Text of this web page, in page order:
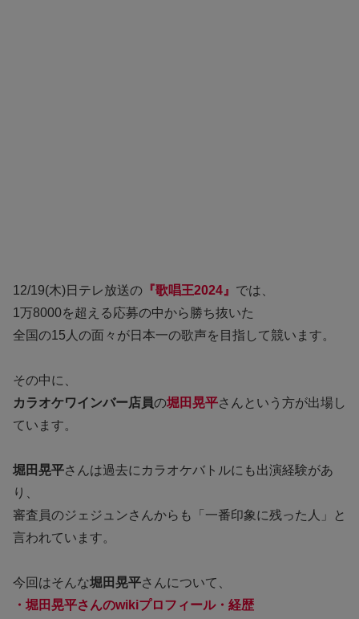
12/19(木)日テレ放送の 『歌唱王2024』 では、
1万8000を超える応募の中から勝ち抜いた
全国の15人の面々が日本一の歌声を目指して競います。
その中に、
カラオケワインバー店員の堀田晃平さんという方が出場し
ています。
堀田晃平さんは過去にカラオケバトルにも出演経験があ
り、
審査員のジェジュンさんからも「一番印象に残った人」と
言われています。
今回はそんな堀田晃平さんについて、
・堀田晃平さんのwikiプロフィール・経歴